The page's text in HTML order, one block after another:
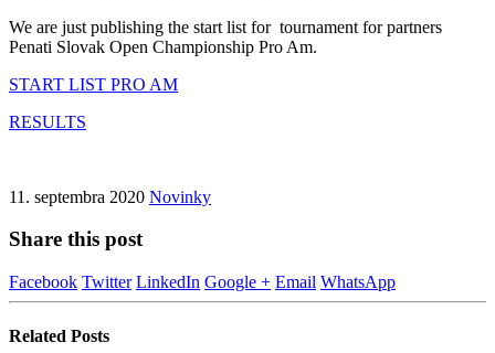
We are just publishing the start list for tournament for partners
Penati Slovak Open Championship Pro Am.
START LIST PRO AM
RESULTS
11. septembra 2020 Novinky
Share this post
Facebook Twitter LinkedIn Google + Email WhatsApp
Related Posts